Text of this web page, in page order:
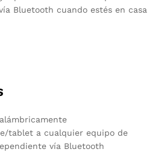
Bluetooth cuando estés en casa
tablet a cualquier equipo de
vía Bluetooth